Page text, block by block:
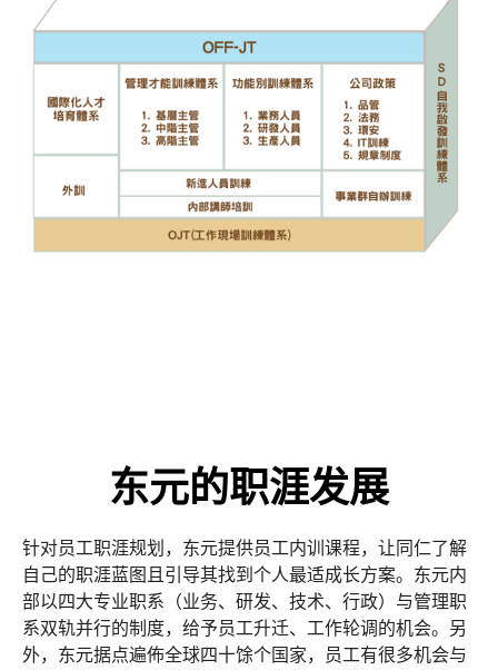
东元的职涯发展
针对员工职涯规划，东元提供员工内训课程，让同仁了解
自己的职涯蓝图且引导其找到个人最适成长方案。东元内
部以四大专业职系（业务、研发、技术、行政）与管理职
系双轨并行的制度，给予员工升迁、工作轮调的机会。另
外，东元据点遍佈全球四十馀个国家，员工有很多机会与